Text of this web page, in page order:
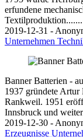
erfundene
Textilproduktion.......
2019-12-31 -
Unternehmen
Banner Batterien -
1937 gründete
Rankweil. 1951
Innsbruck und
2019-12-30 -
Erzeugnisse